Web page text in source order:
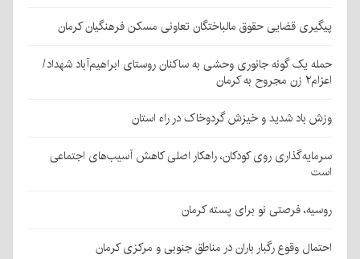
پیگیری قضایی حقوق مالباختگان تعاونی مسکن فرهنگیان کرمان
حمله یک گونه جانوری وحشی به ساکنان روستای ابراهیم‌آباد شهداد/
اعزام۲ زن مجروح به کرمان
وزش باد شدید و خیزش گردوخاک در راه استان
سرمایه‌گذاری روی کودکان، راهکار اصلی کاهش آسیب‌های اجتماعی
است
روسیه، فرصتی نو برای پسته کرمان
احتمال وقوع رگبار باران در مناطق جنوبی و مرکزی کرمان